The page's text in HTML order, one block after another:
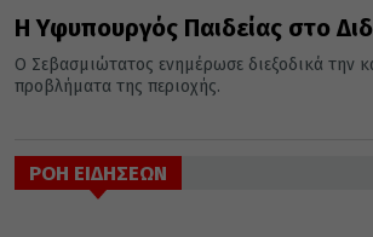
Η Υφυπουργός Παιδείας στο
Ο Σεβασμιώτατος ενημέρωσε διεξοδικά την
προβλήματα της περιοχής.
ΡΟΗ ΕΙΔΗΣΕΩΝ